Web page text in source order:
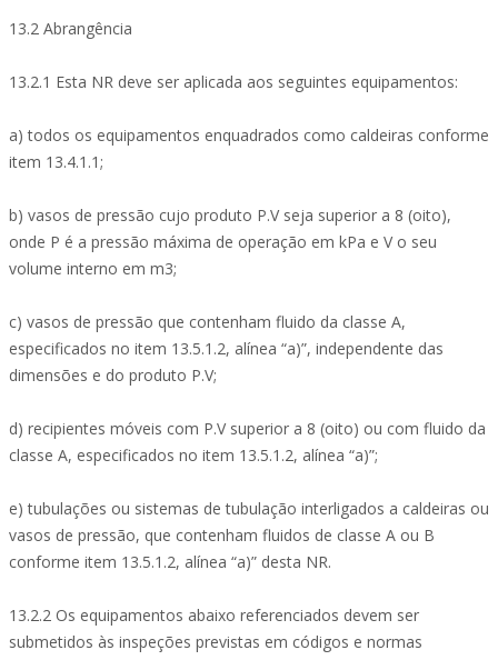
13.2 Abrangência
13.2.1 Esta NR deve ser aplicada aos seguintes equipamentos:
a) todos os equipamentos enquadrados como caldeiras conforme
item 13.4.1.1;
b) vasos de pressão cujo produto P.V seja superior a 8 (oito),
onde P é a pressão máxima de operação em kPa e V o seu
volume interno em m3;
c) vasos de pressão que contenham fluido da classe A,
especificados no item 13.5.1.2, alínea “a)”, independente das
dimensões e do produto P.V;
d) recipientes móveis com P.V superior a 8 (oito) ou com fluido da
classe A, especificados no item 13.5.1.2, alínea “a)”;
e) tubulações ou sistemas de tubulação interligados a caldeiras ou
vasos de pressão, que contenham fluidos de classe A ou B
conforme item 13.5.1.2, alínea “a)” desta NR.
13.2.2 Os equipamentos abaixo referenciados devem ser
submetidos às inspeções previstas em códigos e normas